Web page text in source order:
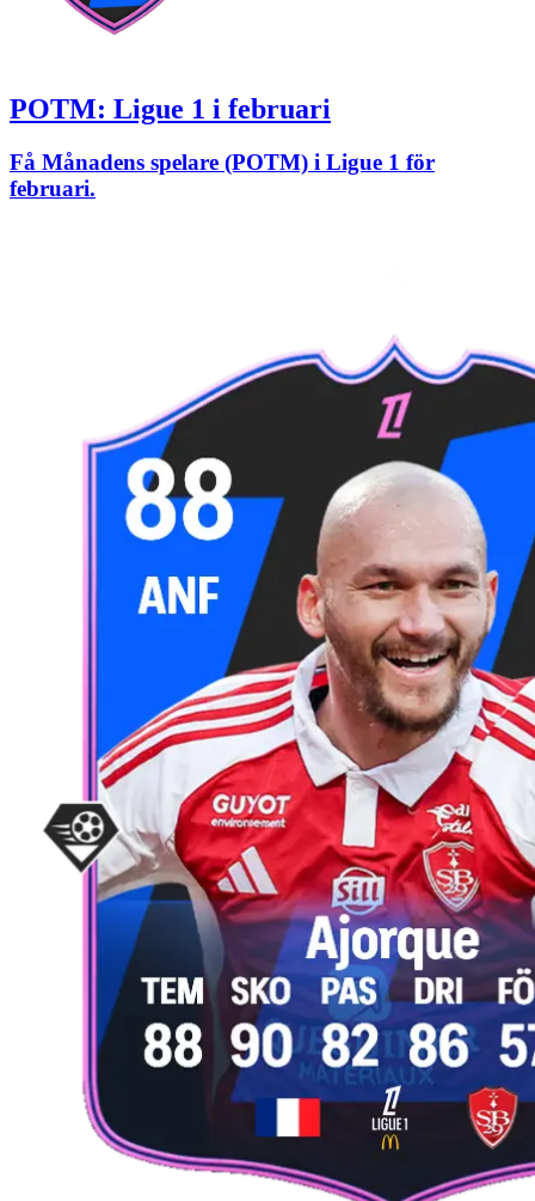
POTM: Ligue 1 i februari
Få Månadens spelare (POTM) i Ligue 1 för
februari.